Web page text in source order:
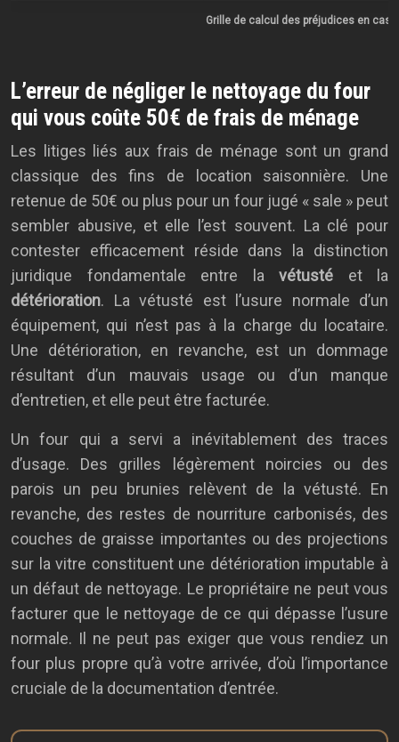
Grille de calcul des préjudices en cas
L’erreur de négliger le nettoyage du four
qui vous coûte 50€ de frais de ménage
Les litiges liés aux frais de ménage sont un grand
classique des fins de location saisonnière. Une
retenue de 50€ ou plus pour un four jugé « sale » peut
sembler abusive, et elle l’est souvent. La clé pour
contester efficacement réside dans la distinction
juridique fondamentale entre la vétusté et la
détérioration. La vétusté est l’usure normale d’un
équipement, qui n’est pas à la charge du locataire.
Une détérioration, en revanche, est un dommage
résultant d’un mauvais usage ou d’un manque
d’entretien, et elle peut être facturée.
Un four qui a servi a inévitablement des traces
d’usage. Des grilles légèrement noircies ou des
parois un peu brunies relèvent de la vétusté. En
revanche, des restes de nourriture carbonisés, des
couches de graisse importantes ou des projections
sur la vitre constituent une détérioration imputable à
un défaut de nettoyage. Le propriétaire ne peut vous
facturer que le nettoyage de ce qui dépasse l’usure
normale. Il ne peut pas exiger que vous rendiez un
four plus propre qu’à votre arrivée, d’où l’importance
cruciale de la documentation d’entrée.